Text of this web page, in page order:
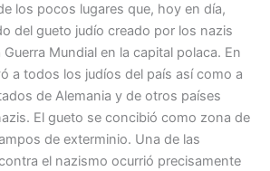
los pocos lugares que, hoy en día,
del gueto judío creado por los nazis
Mundial en la capital polaca. En
a todos los judíos del país así como a
de Alemania y de otros países
El gueto se concibió como zona de
de exterminio. Una de las
el nazismo ocurrió precisamente